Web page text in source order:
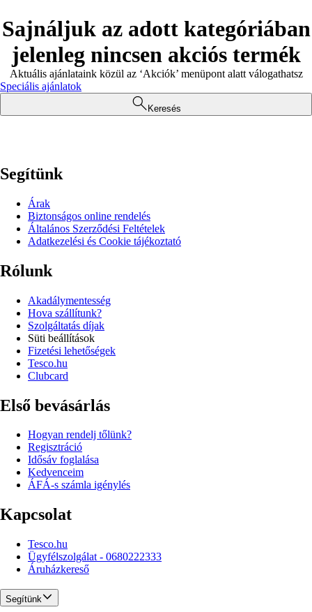
Sajnáljuk az adott kategóriában
jelenleg nincsen akciós termék
Aktuális ajánlataink közül az ‘Akciók’ menüpont alatt válogathatsz
Speciális ajánlatok
Keresés
Segítünk
Árak
Biztonságos online rendelés
Általános Szerződési Feltételek
Adatkezelési és Cookie tájékoztató
Rólunk
Akadálymentesség
Hova szállítunk?
Szolgáltatás díjak
Süti beállítások
Fizetési lehetőségek
Tesco.hu
Clubcard
Első bevásárlás
Hogyan rendelj tőlünk?
Regisztráció
Idősáv foglalása
Kedvenceim
ÁFÁ-s számla igénylés
Kapcsolat
Tesco.hu
Ügyfélszolgálat - 0680222333
Áruházkereső
Segítünk